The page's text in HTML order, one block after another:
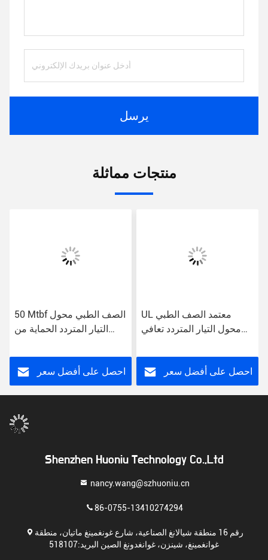
يرسل
منتجات مماثلة
50 Mtbf الصف الطبي محول
التيار المتردد الحماية من
احصل على أفضل سعر
UL معتمد الصف الطبي
محول التيار المتردد تعافي
85٪ الكفاءة الولايات المتحدة
/ الاتحاد الأوروبي / المملكة
المتحدة / أو وصلة 2A
احصل على أفضل سعر
Shenzhen Huoniu Technology Co.,Ltd
nancy.wang@szhuoniu.cn
86-0755-13410274294
رقم 16 منطقة شيالانغ الصناعية، شارع غونغمينغ ماتيان، منطقة
غوانغمينغ، شينزن، غوانغدونغ الصين البريد:518107